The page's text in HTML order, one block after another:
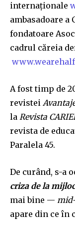
internaționale
ambasadoare
fondatoare
cadrul căreia
A fost timp de
revistei
la Revista
revista de
Paralela 45.
De curând, s-a
criza de la
mai bine —
apare din ce în